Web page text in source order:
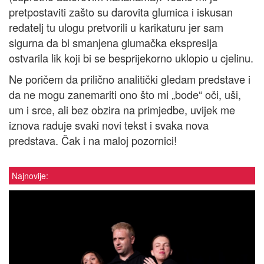
pretpostaviti zašto su darovita glumica i iskusan
redatelj tu ulogu pretvorili u karikaturu jer sam
sigurna da bi smanjena glumačka ekspresija
ostvarila lik koji bi se besprijekorno uklopio u cjelinu.
Ne poričem da prilično analitički gledam predstave i
da ne mogu zanemariti ono što mi „bode“ oči, uši,
um i srce, ali bez obzira na primjedbe, uvijek me
iznova raduje svaki novi tekst i svaka nova
predstava. Čak i na maloj pozornici!
Najnovije: